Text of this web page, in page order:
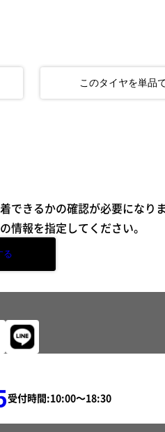
このタイヤを単品
できるかの確認が必要になりま
情報を指定してください。
る
受付時間: